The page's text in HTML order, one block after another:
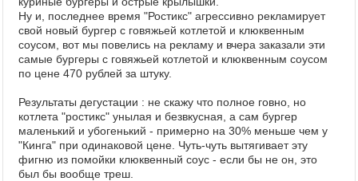
Видеотоп
Ну и, последнее время "Ростикс" агрессивно рекламирует
свой новый бургер с говяжьей котлетой и клюквенным
соусом, вот мы повелись на рекламу и вчера заказали эти
самые бургеры с говяжьей котлетой и клюквенным соусом
по цене 470 рублей за штуку.
Результаты дегустации : не скажу что полное говно, но
котлета "ростикс" унылая и безвкусная, а сам бургер
маленький и убогенький - примерно на 30% меньше чем у
"Кинга" при одинаковой цене. Чуть-чуть вытягивает эту
фигню из помойки клюквенный соус - если бы не он, это
был бы вообще треш.